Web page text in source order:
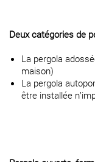
Deux catégories de
La pergola
maison)
La pergola
être installée